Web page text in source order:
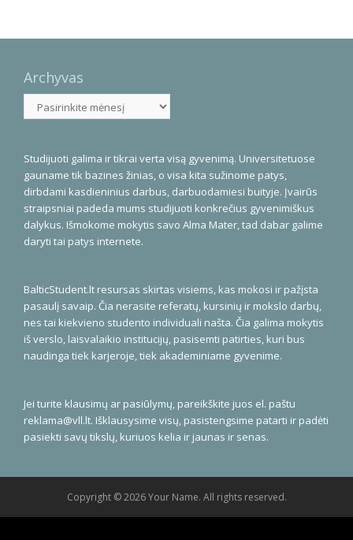
Archyvas
Archyvas
Studijuoti galima ir tikrai verta visą gyvenimą. Universitetuose
gauname tik bazines žinias, o visa kita sužinome patys,
dirbdami kasdieninius darbus, darbuodamiesi buityje. Įvairūs
straipsniai padeda mums studijuoti konkrečius gyvenimiškus
dalykus. Išmokome mokytis savo Alma Mater, tad dabar galime
daryti tai patys internete.
BalticStudent.lt resursas skirtas visiems, kas mokosi ir pažįsta
pasaulį savaip. Čia nerasite referatų, kursinių ir mokslo darbų,
nes tai kiekvieno studento individuali našta. Čia galima mokytis
iš verslo, laisvalaikio institucijų, pasisemti patirties, kuri bus
naudinga tiek karjeroje, tiek akademiniame gyvenime.
Jei turite klausimų ar pasiūlymų, pareikškite juos el. paštu
reklama@vll.lt. Išklausysime visų, pasistengsime patarti ir padėti
pasiekti savų tikslų, kuriuos kelia ir jaunas ir senas.
Copyright © 2026 Your Name. All rights reserved.